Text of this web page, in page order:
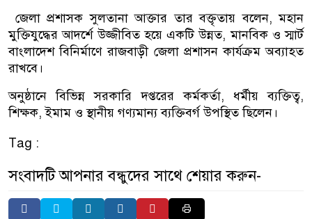
জেলা প্রশাসক সুলতানা আক্তার তার বক্তৃতায় বলেন, মহান
মুক্তিযুদ্ধের আদর্শে উজ্জীবিত হয়ে একটি উন্নত, মানবিক ও স্মার্ট
বাংলাদেশ বিনির্মাণে রাজবাড়ী জেলা প্রশাসন কার্যক্রম অব্যাহত
রাখবে।
অনুষ্ঠানে বিভিন্ন সরকারি দপ্তরের কর্মকর্তা, ধর্মীয় ব্যক্তিত্ব,
শিক্ষক, ইমাম ও স্থানীয় গণ্যমান্য ব্যক্তিবর্গ উপস্থিত ছিলেন।
Tag :
সংবাদটি আপনার বন্ধুদের সাথে শেয়ার করুন-